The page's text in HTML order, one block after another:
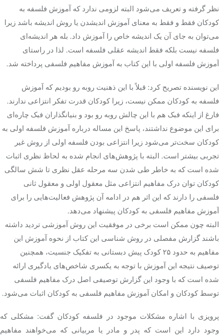
نظر گرفته و تعریف می‌شود البته لزومی ندارد که آموزش فلسفه به
کودکان فقط و فقط به معنای آموزش اندیشدن یا روش اندیشه باشد زیرا
می‌توان به جای آن یک اندیشه خاص را آموزش داد. بله هر اندیشه‌ای
فلسفه نیست بلکه فقط اندیشه عقلی فلسفه است. لذا در راستای
آموزش فلسفه اولی با این کتاب به آموزش مفاهیم فلسفی پرداخته شد.
این نویسنده تصریح کرد: قبلاً با این ذهنیت روبه رو بودیم که آموزش
فلسفه به کودکان ممکن نیست، زیرا کودکان قدرت تفکر انتزاعی ندارند.
فارغ از اینکه فبک هم با این چالش روبه رو بود و بنیانگذاران فبک چاره‌ای
برای این موضوع نداشتند، پاسخ این مساله درباره آموزش فلسفه اولی به
کودکان سخت‌تر می‌شود زیرا انتزاعی بودن فلسفه اولی از روش غیر
تجربی بیشتر است. البته با پژوهش‌های انجام شده به لحاظ نظری اثبات
شده است که به خاطر طی شدن سه مرحله عقل نظری تا شش سالگی
کودکان توان درک مفاهیم انتزاعی مثل معقول اولی و معقول ثانی
فلسفی را دارند که این اثر هم در ادامه آن پژوهش فعالیت‌هایی را برای
آموزش مفاهیم فلسفی به کودکان پیشنهاد می‌دهد.
البته چون ممکن است برخی در موفقیت این روش آموزشی تردید داشته
باشند گزارش مفصلی در روش شناسی این کتاب از نحوه آموزش این
مفاهیم به حدود ۲۵ کودک پیش دبستانی به تفکیک جنسیت، همچنین
توصیف نتیجه این آموزش با توجه به یکسری شاخص‌های یادگیری ارائه
شده است که با وجود این گزارش توصیفی اصل درک مفاهیم فلسفی
توسط کودکان و امکان آموزش مفاهیم فلسفی به کودکان اثبات می‌شود.
پرویزی با اشاره مشکلات موجود در فلسفه کودکان گفت: مشکلی که
وجود دارد این است که پدر و مادر یا مربیانی که می‌خواهند مفاهیم